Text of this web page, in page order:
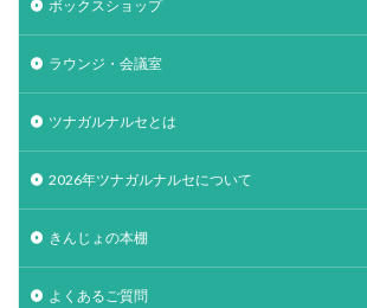
ボックスショップ
ラウンジ・会議室
ツナガルナルセとは
2026年ツナガルナルセについて
きんじょの本棚
よくあるご質問